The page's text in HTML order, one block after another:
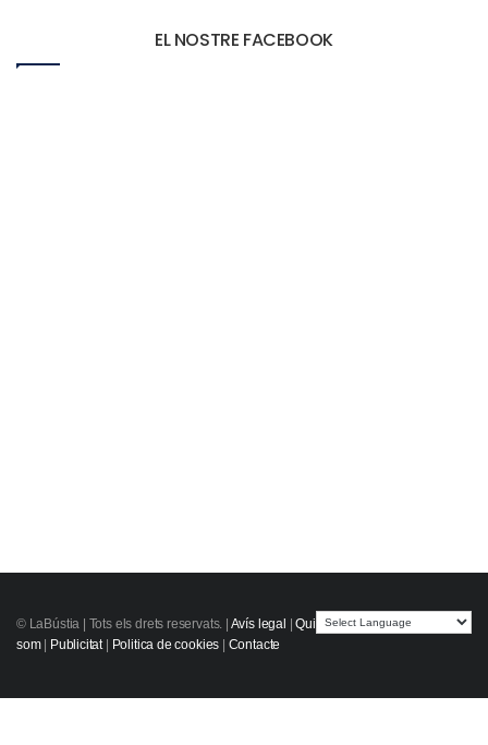
EL NOSTRE FACEBOOK
© LaBústia | Tots els drets reservats. | Avís legal |Qui
som| Publicitat | Politica de cookies | Contacte